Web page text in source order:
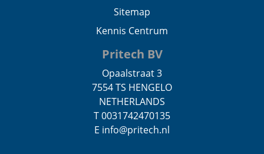
Sitemap
Kennis Centrum
Pritech BV
Opaalstraat 3
7554 TS HENGELO
NETHERLANDS
T 0031742470135
E info@pritech.nl